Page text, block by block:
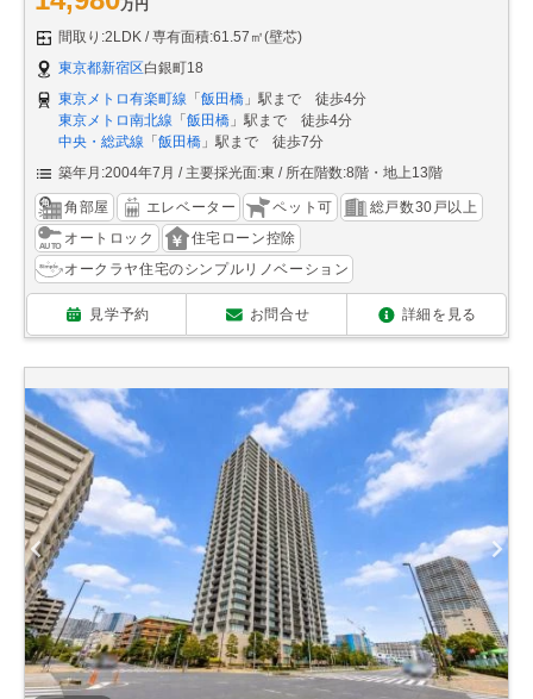
万円
間取り:2LDK
専有面積:61.57㎡(壁芯)
東京都新宿区白銀町18
東京メトロ有楽町線 「飯田橋 」駅まで 徒歩4分
東京メトロ南北線 「飯田橋 」駅まで 徒歩4分
中央・総武線 「飯田橋 」駅まで 徒歩7分
築年月:2004年7月
主要採光面:東 所在階数:8階・地上13階
角部屋 エレベーター ペット可
総戸数30戸以上
オートロック
住宅ローン控除
オークラヤ住宅のシンプルリノベーション
見学予約 お問合せ 詳細を見る